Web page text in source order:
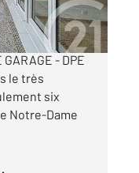
SECTEUR
GARAGE - DPE
le très
six
Notre-Dame